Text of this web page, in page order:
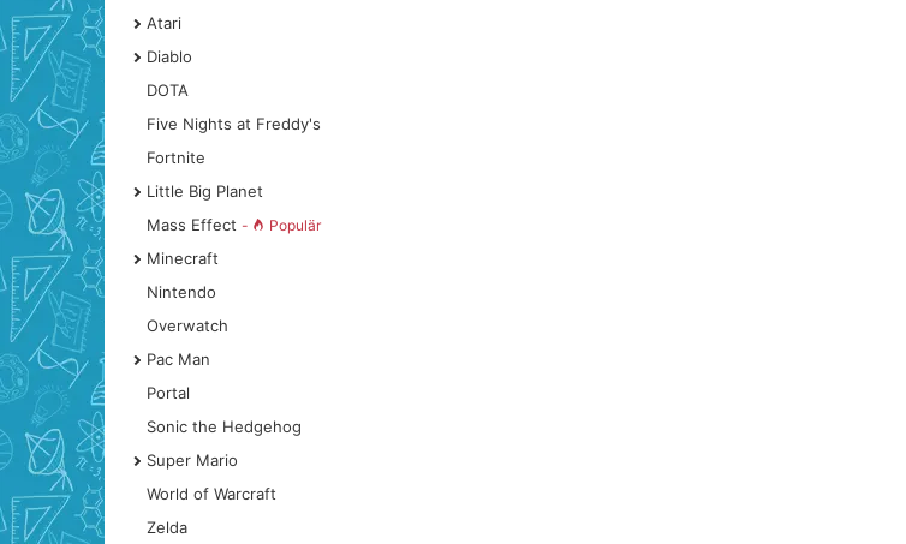
Atari
Diablo
DOTA
Five Nights at Freddy's
Fortnite
Little Big Planet
Mass Effect - Populär
Minecraft
Nintendo
Overwatch
Pac Man
Portal
Sonic the Hedgehog
Super Mario
World of Warcraft
Zelda